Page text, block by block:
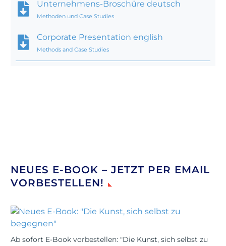
Unternehmens-Broschüre deutsch
Methoden und Case Studies
Corporate Presentation english
Methods and Case Studies
NEUES E-BOOK – JETZT PER EMAIL
VORBESTELLEN!
Ab sofort E-Book vorbestellen: "Die Kunst, sich selbst zu